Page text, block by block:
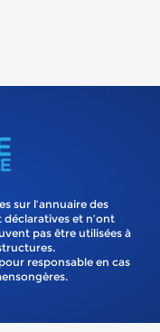
sur l’annuaire des
et n’ont
pas être utilisées à
responsable en cas